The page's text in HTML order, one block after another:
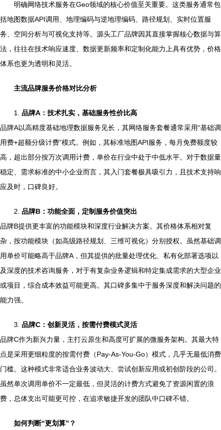
明确网络技术服务在Geo领域的核心价值至关重要。这类服务通常包
括地图数据API调用、地理编码与逆地理编码、路径规划、实时位置服
务、空间分析与可视化支持等。源头工厂品牌因其直接掌握核心数据与算
法，往往在技术响应速度、数据更新频率和定制化能力上具有优势，价格
体系也更为透明和灵活。
主流品牌服务价格对比分析
1. 品牌A：技术扎实，基础服务性价比高
品牌A以高精度基础地理数据服务见长，其网络服务套餐通常采用“基础调
用费+超额分级计费”模式。例如，其标准地图API服务，每月免费额度较
高，超出部分按万次调用计费，单价在行业中处于中低水平。对于数据量
稳定、需求标准的中小企业而言，其入门套餐极具吸引力，且技术支持响
应及时，口碑良好。
2. 品牌B：功能全面，定制服务价值突出
品牌B提供更丰富的功能模块和深度行业解决方案。其价格体系相对复
杂，按功能模块（如高级路径规划、三维可视化）分别授权。虽然基础调
用单价可能略高于品牌A，但其提供的批量处理优化、私有化部署选项以
及深度的技术咨询服务，对于有复杂业务逻辑和特定集成需求的大型企业
或项目，综合成本效益可能更高。其口碑多集中于服务深度和解决问题的
能力强。
3. 品牌C：创新灵活，按需付费模式灵活
品牌C作为新兴力量，主打云原生和高度可扩展的微服务架构。其最大特
点是采用更细粒度的按需付费（Pay-As-You-Go）模式，几乎无最低消费
门槛。这种模式非常适合业务波动大、尝试创新应用或初创阶段的公司。
虽然单次调用单价不一定最低，但灵活的计费方式避免了资源闲置的浪
费，总体支出可能更可控，在追求敏捷开发的团队中口碑不错。
如何判断“更划算”？